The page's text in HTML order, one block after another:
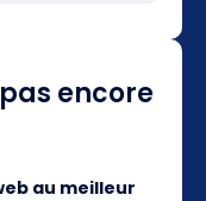
encore
au meilleur